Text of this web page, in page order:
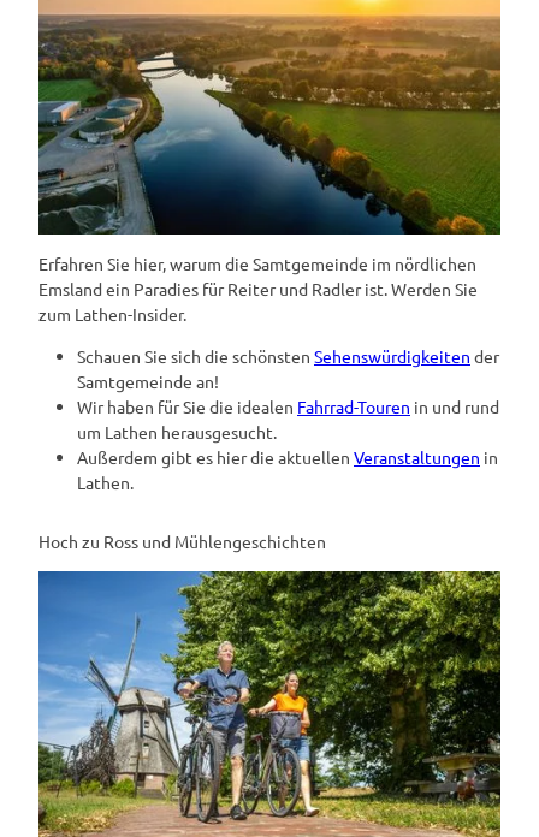
Erfahren Sie hier, warum die Samtgemeinde im nördlichen
Emsland ein Paradies für Reiter und Radler ist. Werden Sie
zum Lathen-Insider.
Schauen Sie sich die schönsten Sehenswürdigkeiten der
Samtgemeinde an!
Wir haben für Sie die idealen Fahrrad-Touren in und rund
um Lathen herausgesucht.
Außerdem gibt es hier die aktuellen Veranstaltungen in
Lathen.
Hoch zu Ross und Mühlengeschichten